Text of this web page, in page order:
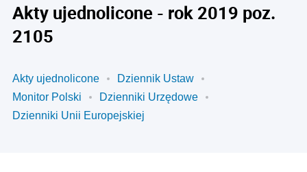
Akty ujednolicone - rok 2019 poz.
2105
Akty ujednolicone
Dziennik Ustaw
Monitor Polski
Dzienniki Urzędowe
Dzienniki Unii Europejskiej